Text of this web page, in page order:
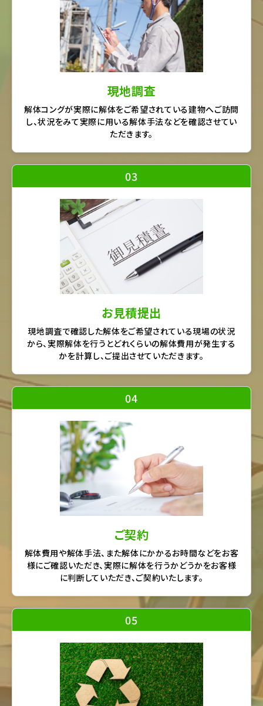
現地調査
解体コングが実際に解体をご希望されている建物へご訪問
し、状況をみて実際に用いる解体手法などを確認させてい
ただきます。
03
お見積提出
現地調査で確認した解体をご希望されている現場の状況
から、実際解体を行うとどれくらいの解体費用が発生する
かを計算し、ご提出させていただきます。
04
ご契約
解体費用や解体手法、また解体にかかるお時間などをお客
様にご確認いただき、実際に解体を行うかどうかをお客様
に判断していただき、ご契約いたします。
05